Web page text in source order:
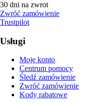
30 dni na zwrot
Zwróć zamówienie
Trustpilot
Usługi
Moje konto
Centrum pomocy
Śledź zamówienie
Zwróć zamówienie
Kody rabatowe